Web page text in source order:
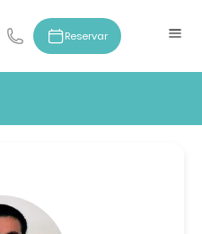
Reservar